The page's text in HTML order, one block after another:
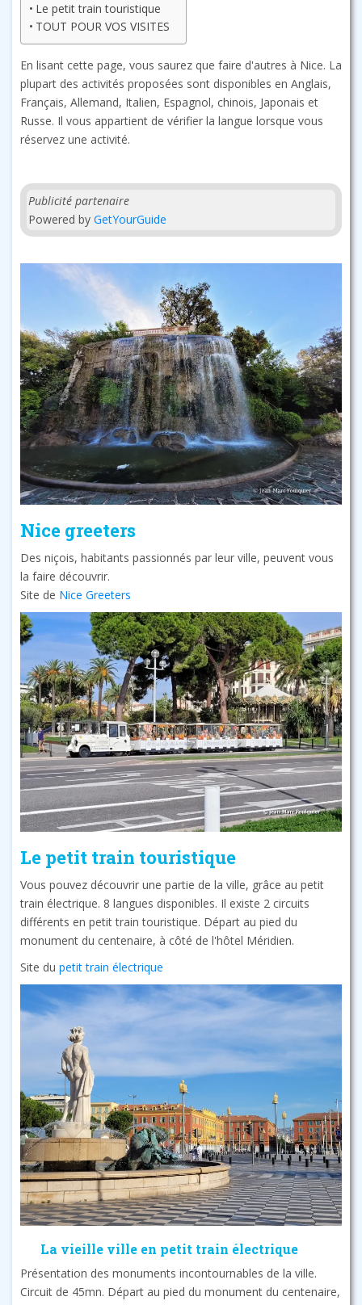
Le petit train touristique
TOUT POUR VOS VISITES
En lisant cette page, vous saurez que faire d'autres à Nice. La
plupart des activités proposées sont disponibles en Anglais,
Français, Allemand, Italien, Espagnol, chinois, Japonais et
Russe. Il vous appartient de vérifier la langue lorsque vous
réservez une activité.
Publicité partenaire
Powered by GetYourGuide
Nice greeters
Des niçois, habitants passionnés par leur ville, peuvent vous
la faire découvrir.
Site de Nice Greeters
Le petit train touristique
Vous pouvez découvrir une partie de la ville, grâce au petit
train électrique. 8 langues disponibles. Il existe 2 circuits
différents en petit train touristique. Départ au pied du
monument du centenaire, à côté de l'hôtel Méridien.
Site du petit train électrique
La vieille ville en petit train électrique
Présentation des monuments incontournables de la ville.
Circuit de 45mn. Départ au pied du monument du centenaire,